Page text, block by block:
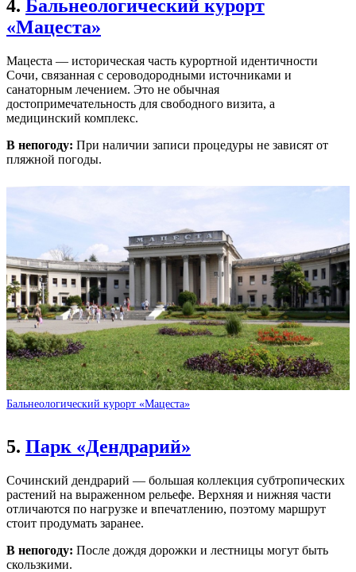
4. Бальнеологический курорт
«Мацеста»
Мацеста — историческая часть курортной идентичности
Сочи, связанная с сероводородными источниками и
санаторным лечением. Это не обычная
достопримечательность для свободного визита, а
медицинский комплекс.
В непогоду: При наличии записи процедуры не зависят от
пляжной погоды.
Бальнеологический курорт «Мацеста»
5. Парк «Дендрарий»
Сочинский дендрарий — большая коллекция субтропических
растений на выраженном рельефе. Верхняя и нижняя части
отличаются по нагрузке и впечатлению, поэтому маршрут
стоит продумать заранее.
В непогоду: После дождя дорожки и лестницы могут быть
скользкими.